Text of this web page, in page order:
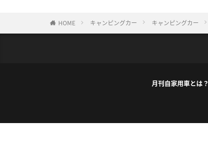
HOME キャンピングカー キャンピングカー
月刊自家用車とは？